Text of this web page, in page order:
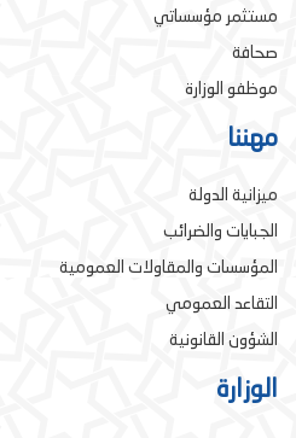
مستثمر مؤسساتي
صحافة
موظفو الوزارة
مهننا
ميزانية الدولة
الجبايات والضرائب
المؤسسات والمقاولات العمومية
التقاعد العمومي
الشؤون القانونية
الوزارة